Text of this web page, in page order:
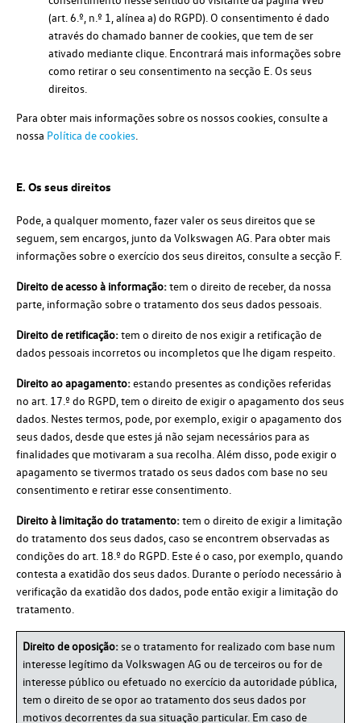
(art. 6.º, n.º 1, alínea a) do RGPD). O consentimento é dado
através do chamado banner de cookies, que tem de ser
ativado mediante clique. Encontrará mais informações sobre
como retirar o seu consentimento na secção E. Os seus
direitos.
Para obter mais informações sobre os nossos cookies, consulte a
nossa Política de cookies.
E. Os seus direitos
Pode, a qualquer momento, fazer valer os seus direitos que se
seguem, sem encargos, junto da Volkswagen AG. Para obter mais
informações sobre o exercício dos seus direitos, consulte a secção F.
Direito de acesso à informação:tem o direito de receber, da nossa
parte, informação sobre o tratamento dos seus dados pessoais.
Direito de retificação:tem o direito de nos exigir a retificação de
dados pessoais incorretos ou incompletos que lhe digam respeito.
Direito ao apagamento:estando presentes as condições referidas
no art. 17.º do RGPD, tem o direito de exigir o apagamento dos seus
dados. Nestes termos, pode, por exemplo, exigir o apagamento dos
seus dados, desde que estes já não sejam necessários para as
finalidades que motivaram a sua recolha. Além disso, pode exigir o
apagamento se tivermos tratado os seus dados com base no seu
consentimento e retirar esse consentimento.
Direito à limitação do tratamento:tem o direito de exigir a limitação
do tratamento dos seus dados, caso se encontrem observadas as
condições do art. 18.º do RGPD. Este é o caso, por exemplo, quando
contesta a exatidão dos seus dados. Durante o período necessário à
verificação da exatidão dos dados, pode então exigir a limitação do
tratamento.
Direito de oposição:se o tratamento for realizado com base num
interesse legítimo da Volkswagen AG ou de terceiros ou for de
interesse público ou efetuado no exercício da autoridade pública,
tem o direito de se opor ao tratamento dos seus dados por
motivos decorrentes da sua situação particular. Em caso de